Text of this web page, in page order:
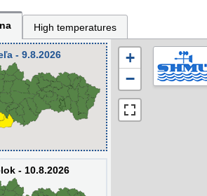
High temperatures
- 9.8.2026
- 10.8.2026
+
−